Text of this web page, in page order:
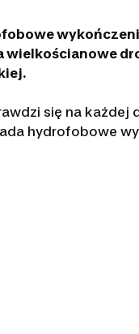
wielkościanowe
się na
hydrofobowe